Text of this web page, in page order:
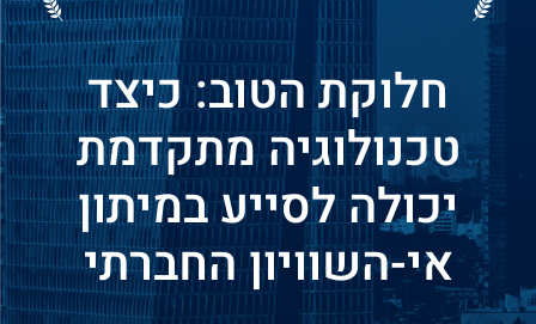
חלוקת הטוב: כיצד
טכנולוגיה מתקדמת
יכולה לסייע במיתון
אי-השוויון החברתי